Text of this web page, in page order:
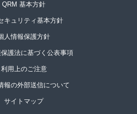
QRM 基本方針
キュリティ基本方針
人情報保護方針
護法に基づく公表事項
利用上のご注意
報の外部送信について
サイトマップ